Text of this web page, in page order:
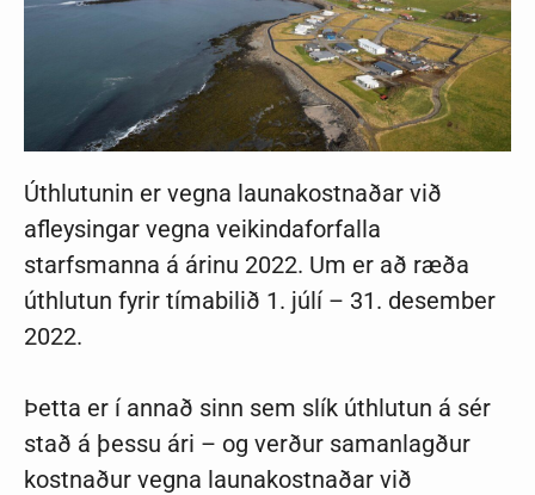
Úthlutunin er vegna launakostnaðar við
afleysingar vegna veikindaforfalla
starfsmanna á árinu 2022. Um er að ræða
úthlutun fyrir tímabilið 1. júlí – 31. desember
2022.
Þetta er í annað sinn sem slík úthlutun á sér
stað á þessu ári – og verður samanlagður
kostnaður vegna launakostnaðar við